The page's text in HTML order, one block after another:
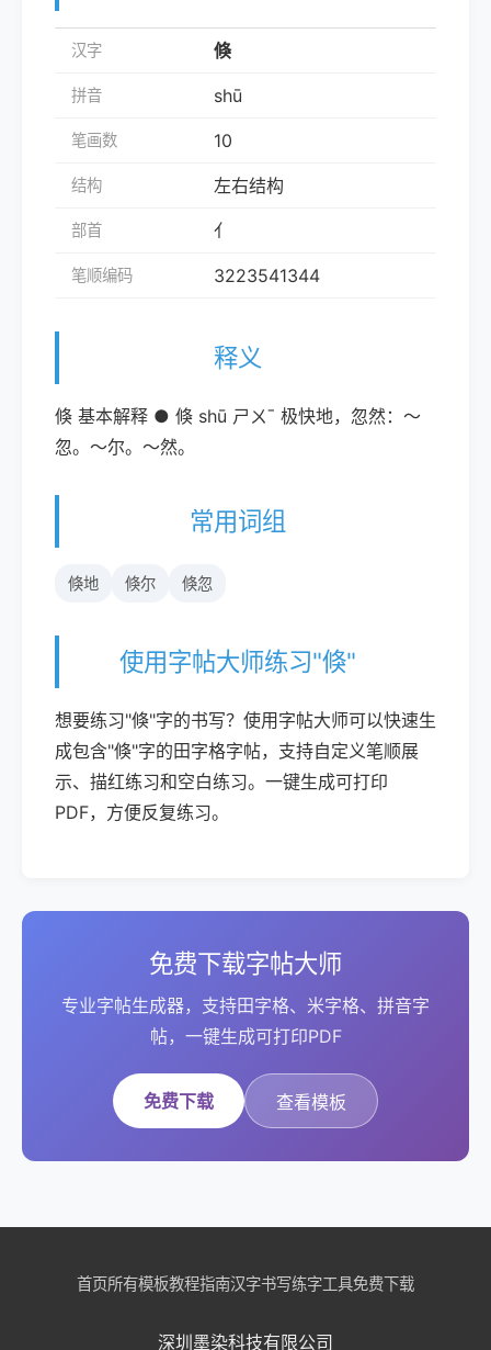
汉字 倏
拼音 shū
笔画数 10
结构 左右结构
部首 亻
笔顺编码 3223541344
释义
倏 基本解释 ● 倏 shū ㄕㄨˉ 极快地，忽然：～
忽。～尔。～然。
常用词组
倏地 倏尔 倏忽
使用字帖大师练习"倏"
想要练习"倏"字的书写？使用字帖大师可以快速生
成包含"倏"字的田字格字帖，支持自定义笔顺展
示、描红练习和空白练习。一键生成可打印
PDF，方便反复练习。
免费下载字帖大师
专业字帖生成器，支持田字格、米字格、拼音字
帖，一键生成可打印PDF
免费下载 查看模板
首页所有模板教程指南汉字书写练字工具免费下载
深圳墨染科技有限公司